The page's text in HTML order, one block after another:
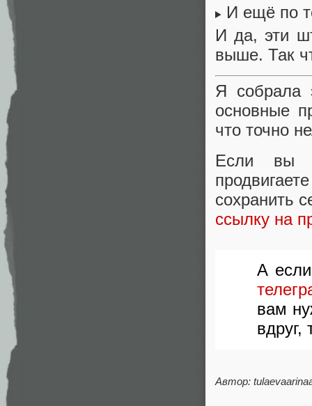
И ещё по
И да, эти
выше. Так
Я собрала
основные
что точно
Если вы
сохранить
ссылку на
А
вам
вдруг,
Автор: